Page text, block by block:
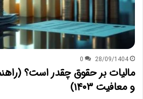
28/09/1404
0
مالیات بر حقوق چقدر است؟
و معافیت ۱۴۰۳)